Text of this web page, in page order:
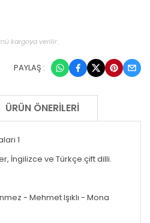
kargoya verilir.
PAYLAŞ :
ÜRÜN ÖNERILERI
1
İngilizce ve Türkçe çift dilli.
- Mehmet Işıklı - Mona